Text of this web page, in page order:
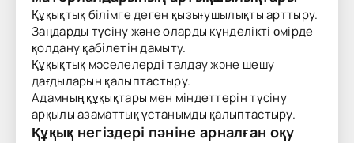
Құқықтық білімге деген қызығушылықты арттыру.
Заңдарды түсіну және оларды күнделікті өмірде
қолдану қабілетін дамыту.
Құқықтық мәселелерді талдау және шешу
дағдыларын қалыптастыру.
Адамның құқықтары мен міндеттерін түсіну
арқылы азаматтық ұстанымды қалыптастыру.
Құқық негіздері пәніне арналған оқу